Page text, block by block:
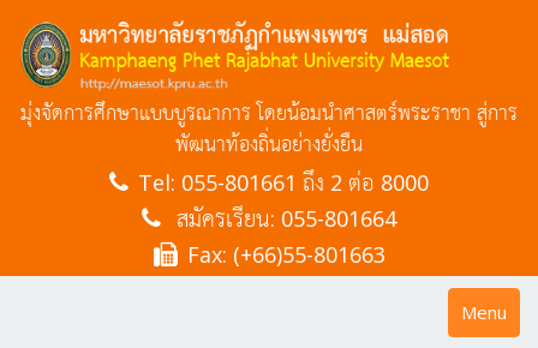
มุ่งจัดการศึกษาแบบบูรณาการ โดยน้อมนำศาสตร์พระราชา สู่การ
พัฒนาท้องถิ่นอย่างยั่งยืน
Tel: 055-801661 ถึง 2 ต่อ 8000
สมัครเรียน: 055-801664
Fax: (+66)55-801663
Toggle
Menu